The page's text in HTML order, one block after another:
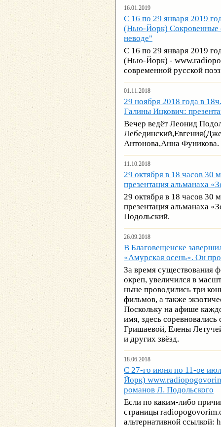
16.01.2019
С 16 по 29 января 2019
(Нью-Йорк) Сокровенные
неводe"
С 16 по 29 января 2019
(Нью-Йорк) -
современной русской
01.11.2018
29 ноября 2018 года в
Галины Ицкович:
Вечер ведёт Леонид
Антонова,Анна Фуникова.
11.10.2018
29 октября в 18 часов 30
презентация альманаха
29 октября в 18 часов 30
презентация альманаха
Подольский.
26.09.2018
В Благовещенске
«Амурская осень». Он
За время существования
окреп, увеличился в
ныне проводились три
фильмов, а также
Поскольку на афише
имя, здесь
Гришаевой, Елены
и других звёзд.
18.06.2018
С 27-го июня по 11-ое
Йорк)
романов Л. Подольского
Если по каким-либо
страницы
альтернативной